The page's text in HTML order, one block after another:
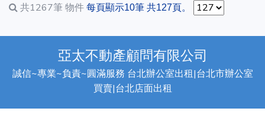
共1267筆 物件 每頁顯示10筆 共127頁。
亞太不動產顧問有限公司
誠信~專業~負責~圓滿服務 台北辦公室出租|台北市辦公室
買賣|台北店面出租